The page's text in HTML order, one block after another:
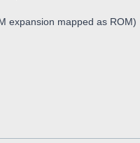
expansion mapped as ROM)